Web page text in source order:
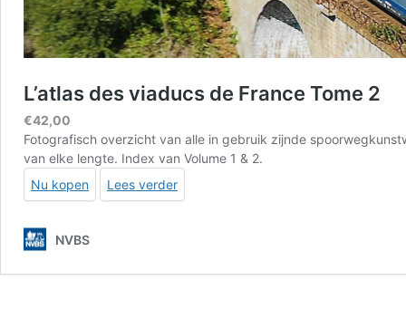
L’atlas des viaducs de France Tome 2
€42,00
Fotografisch overzicht van alle in gebruik zijnde
van elke lengte. Index van Volume 1 & 2.
Nu kopen
Lees verder
NVBS